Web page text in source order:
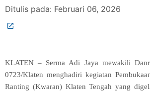
Ditulis pada: Februari 06, 2026
KLATEN – Serma Adi Jaya mewakili
0723/Klaten menghadiri kegiatan
Ranting (Kwaran) Klaten Tengah yang